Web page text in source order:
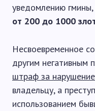
уведомлению
от 200 до 1000
Несвоевременное
другим негативным
штраф за
владельцу, а
использованием